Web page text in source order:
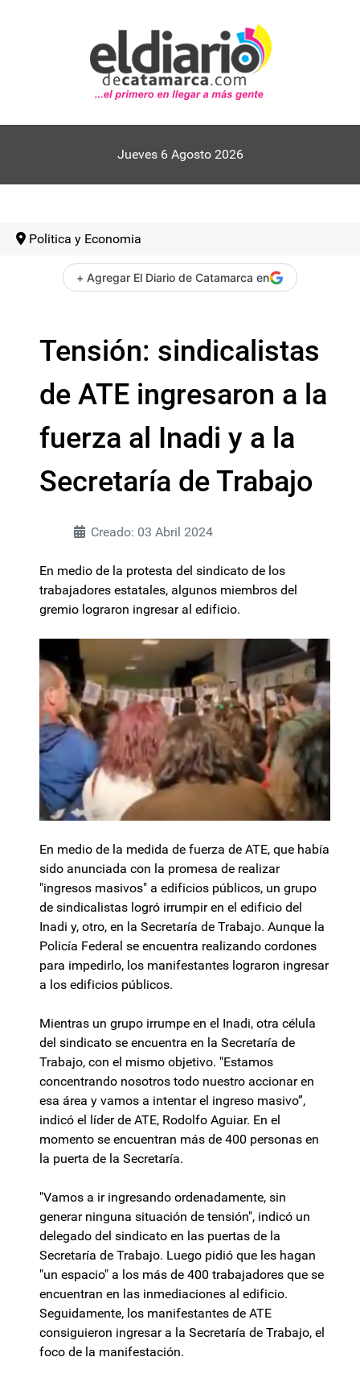
Jueves 6 Agosto 2026
Politica y Economia
+ Agregar El Diario de Catamarca en
Tensión: sindicalistas
de ATE ingresaron a la
fuerza al Inadi y a la
Secretaría de Trabajo
Creado: 03 Abril 2024
En medio de la protesta del sindicato de los
trabajadores estatales, algunos miembros del
gremio lograron ingresar al edificio.
En medio de la medida de fuerza de ATE, que había
sido anunciada con la promesa de realizar
"ingresos masivos" a edificios públicos, un grupo
de sindicalistas logró irrumpir en el edificio del
Inadi y, otro, en la Secretaría de Trabajo. Aunque la
Policía Federal se encuentra realizando cordones
para impedirlo, los manifestantes lograron ingresar
a los edificios públicos.
Mientras un grupo irrumpe en el Inadi, otra célula
del sindicato se encuentra en la Secretaría de
Trabajo, con el mismo objetivo. "Estamos
concentrando nosotros todo nuestro accionar en
esa área y vamos a intentar el ingreso masivo”,
indicó el líder de ATE, Rodolfo Aguiar. En el
momento se encuentran más de 400 personas en
la puerta de la Secretaría.
"Vamos a ir ingresando ordenadamente, sin
generar ninguna situación de tensión", indicó un
delegado del sindicato en las puertas de la
Secretaría de Trabajo. Luego pidió que les hagan
"un espacio" a los más de 400 trabajadores que se
encuentran en las inmediaciones al edificio.
Seguidamente, los manifestantes de ATE
consiguieron ingresar a la Secretaría de Trabajo, el
foco de la manifestación.